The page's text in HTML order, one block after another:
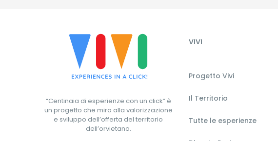
“Centinaia di esperienze con un click” è
un progetto che mira alla valorizzazione
e sviluppo dell’offerta del territorio
dell’orvietano.
VIVI
Progetto Vivi
Il Territorio
Tutte le esperienze